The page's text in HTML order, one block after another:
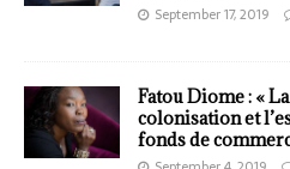
September 17, 2019
Fatou Diome : «
colonisation et
fonds de